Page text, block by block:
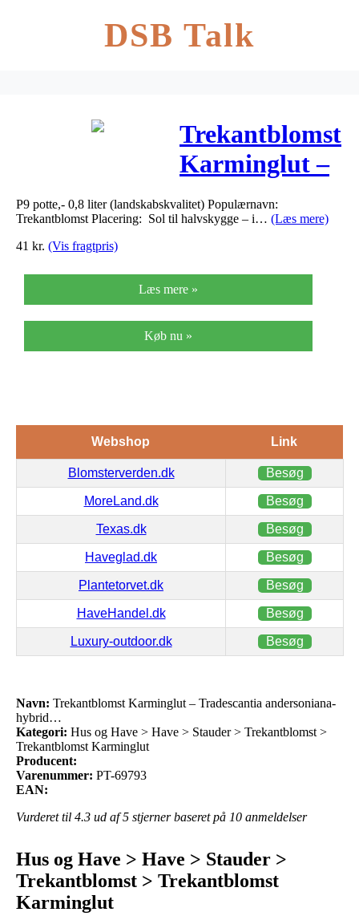
DSB Talk
Trekantblomst
Karminglut –
Tradescantia
andersoniana-
P9 potte,- 0,8 liter (landskabskvalitet) Populærnavn:
Trekantblomst Placering: Sol til halvskygge – i… (Læs mere)
41 kr. (Vis fragtpris)
Læs mere »
Køb nu »
Webshop Link
Blomsterverden.dk Besøg
MoreLand.dk Besøg
Texas.dk Besøg
Haveglad.dk Besøg
Plantetorvet.dk Besøg
HaveHandel.dk Besøg
Luxury-outdoor.dk Besøg
Navn: Trekantblomst Karminglut – Tradescantia andersoniana-
hybrid…
Kategori: Hus og Have > Have > Stauder > Trekantblomst >
Trekantblomst Karminglut
Producent:
Varenummer: PT-69793
EAN:
Vurderet til 4.3 ud af 5 stjerner baseret på 10 anmeldelser
Hus og Have > Have > Stauder >
Trekantblomst > Trekantblomst
Karminglut